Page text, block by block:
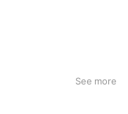
See more